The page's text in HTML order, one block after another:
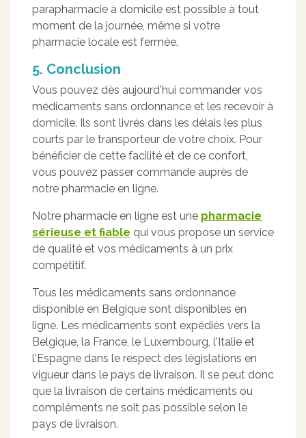
parapharmacie à domicile est possible à tout
moment de la journée, même si votre
pharmacie locale est fermée.
5. Conclusion
Vous pouvez dès aujourd'hui commander vos
médicaments sans ordonnance et les recevoir à
domicile. Ils sont livrés dans les délais les plus
courts par le transporteur de votre choix. Pour
bénéficier de cette facilité et de ce confort,
vous pouvez passer commande auprès de
notre pharmacie en ligne.
Notre pharmacie en ligne est une pharmacie
sérieuse et fiable qui vous propose un service
de qualité et vos médicaments à un prix
compétitif.
Tous les médicaments sans ordonnance
disponible en Belgique sont disponibles en
ligne. Les médicaments sont expédiés vers la
Belgique, la France, le Luxembourg, l'Italie et
l'Espagne dans le respect des législations en
vigueur dans le pays de livraison. Il se peut donc
que la livraison de certains médicaments ou
compléments ne soit pas possible selon le
pays de livraison.